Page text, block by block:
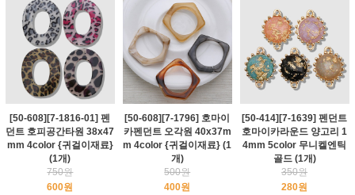
[50-608][7-1816-01] 펜
던트 호피공간타원 38x47
mm 4color {귀걸이재료}
(1개)
750원
600원
[50-608][7-1796] 호마이
카펜던트 오각원 40x37m
m 4color {귀걸이재료} (1
개)
500원
400원
[50-414][7-1639] 펜던트
호마이카라운드 양고리 1
4mm 5color 무니켈엔틱
골드 (1개)
350원
280원